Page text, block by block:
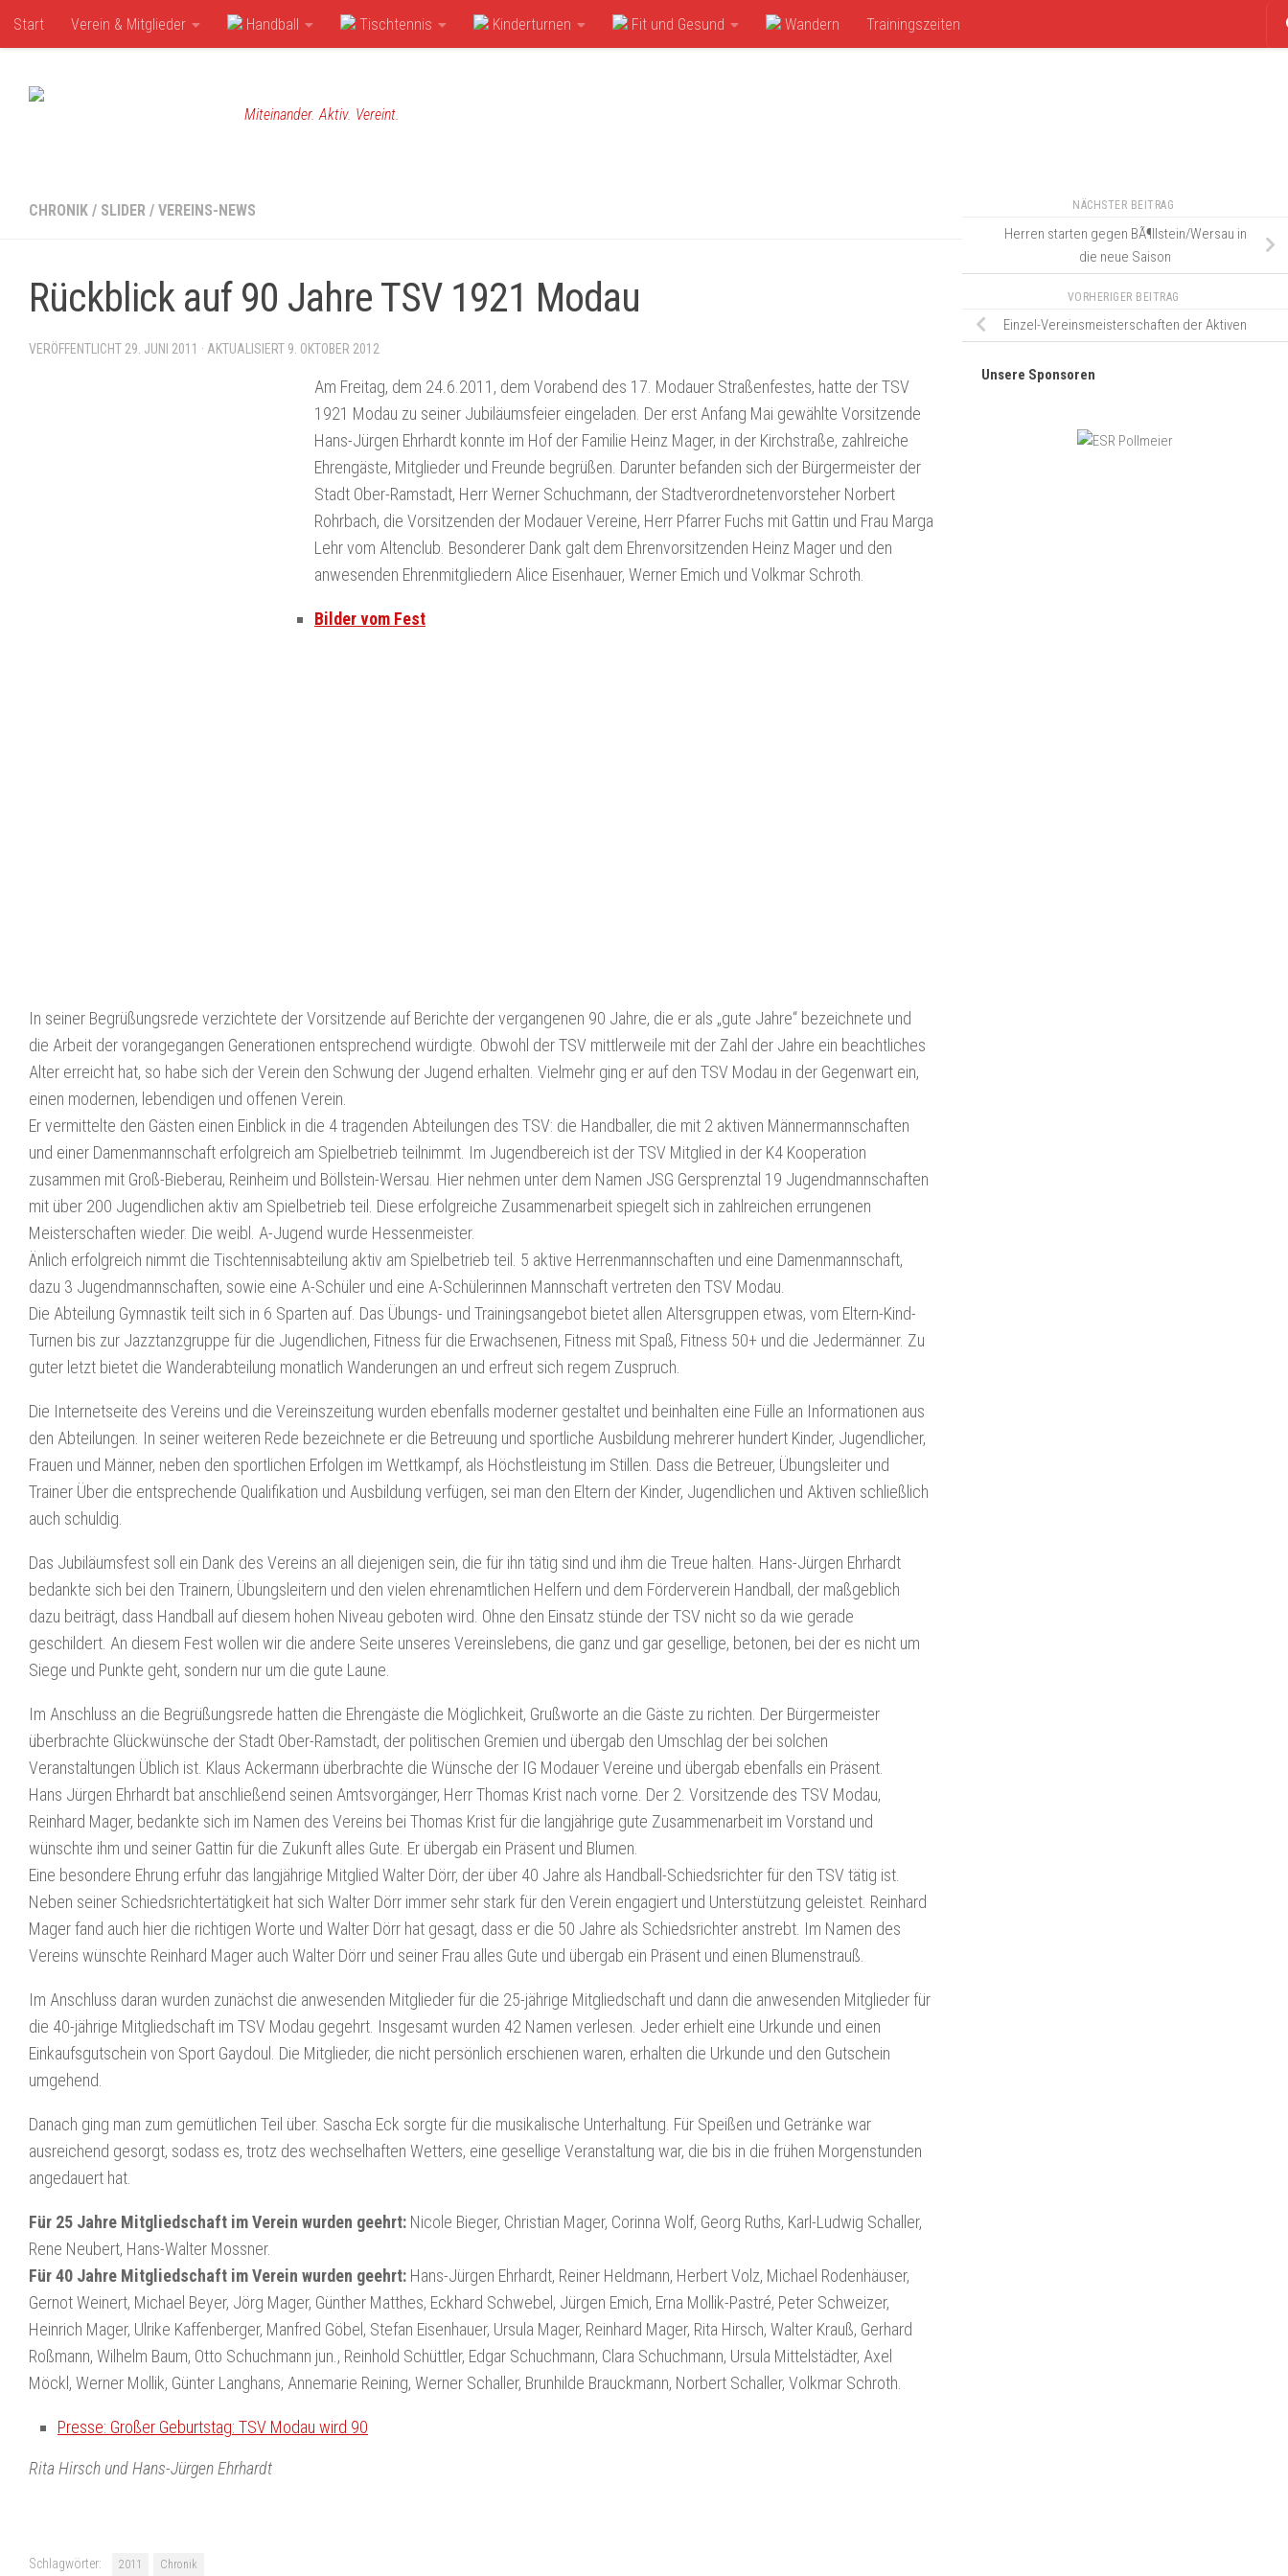
Zum Inhalt springen
Start Verein & Mitglieder Handball Tischtennis Kinderturnen Fit und Gesund Wandern Trainingszeiten
Miteinander. Aktiv. Vereint.
CHRONIK / SLIDER / VEREINS-NEWS
Rückblick auf 90 Jahre TSV 1921 Modau
VERÖFFENTLICHT 29. JUNI 2011 · AKTUALISIERT 9. OKTOBER 2012
Am Freitag, dem 24.6.2011, dem Vorabend des 17. Modauer Straßenfestes, hatte der TSV
1921 Modau zu seiner Jubiläumsfeier eingeladen. Der erst Anfang Mai gewählte Vorsitzende
Hans-Jürgen Ehrhardt konnte im Hof der Familie Heinz Mager, in der Kirchstraße, zahlreiche
Ehrengäste, Mitglieder und Freunde begrüßen. Darunter befanden sich der Bürgermeister der
Stadt Ober-Ramstadt, Herr Werner Schuchmann, der Stadtverordnetenvorsteher Norbert
Rohrbach, die Vorsitzenden der Modauer Vereine, Herr Pfarrer Fuchs mit Gattin und Frau Marga
Lehr vom Altenclub. Besonderer Dank galt dem Ehrenvorsitzenden Heinz Mager und den
anwesenden Ehrenmitgliedern Alice Eisenhauer, Werner Emich und Volkmar Schroth.
Bilder vom Fest
In seiner Begrüßungsrede verzichtete der Vorsitzende auf Berichte der vergangenen 90 Jahre, die er als „gute Jahre“ bezeichnete und
die Arbeit der vorangegangen Generationen entsprechend würdigte. Obwohl der TSV mittlerweile mit der Zahl der Jahre ein beachtliches
Alter erreicht hat, so habe sich der Verein den Schwung der Jugend erhalten. Vielmehr ging er auf den TSV Modau in der Gegenwart ein,
einen modernen, lebendigen und offenen Verein.
Er vermittelte den Gästen einen Einblick in die 4 tragenden Abteilungen des TSV: die Handballer, die mit 2 aktiven Männermannschaften
und einer Damenmannschaft erfolgreich am Spielbetrieb teilnimmt. Im Jugendbereich ist der TSV Mitglied in der K4 Kooperation
zusammen mit Groß-Bieberau, Reinheim und Böllstein-Wersau. Hier nehmen unter dem Namen JSG Gersprenztal 19 Jugendmannschaften
mit über 200 Jugendlichen aktiv am Spielbetrieb teil. Diese erfolgreiche Zusammenarbeit spiegelt sich in zahlreichen errungenen
Meisterschaften wieder. Die weibl. A-Jugend wurde Hessenmeister.
Änlich erfolgreich nimmt die Tischtennisabteilung aktiv am Spielbetrieb teil. 5 aktive Herrenmannschaften und eine Damenmannschaft,
dazu 3 Jugendmannschaften, sowie eine A-Schüler und eine A-Schülerinnen Mannschaft vertreten den TSV Modau.
Die Abteilung Gymnastik teilt sich in 6 Sparten auf. Das Übungs- und Trainingsangebot bietet allen Altersgruppen etwas, vom Eltern-Kind-
Turnen bis zur Jazztanzgruppe für die Jugendlichen, Fitness für die Erwachsenen, Fitness mit Spaß, Fitness 50+ und die Jedermänner. Zu
guter letzt bietet die Wanderabteilung monatlich Wanderungen an und erfreut sich regem Zuspruch.
Die Internetseite des Vereins und die Vereinszeitung wurden ebenfalls moderner gestaltet und beinhalten eine Fülle an Informationen aus
den Abteilungen. In seiner weiteren Rede bezeichnete er die Betreuung und sportliche Ausbildung mehrerer hundert Kinder, Jugendlicher,
Frauen und Männer, neben den sportlichen Erfolgen im Wettkampf, als Höchstleistung im Stillen. Dass die Betreuer, Übungsleiter und
Trainer Über die entsprechende Qualifikation und Ausbildung verfügen, sei man den Eltern der Kinder, Jugendlichen und Aktiven schließlich
auch schuldig.
Das Jubiläumsfest soll ein Dank des Vereins an all diejenigen sein, die für ihn tätig sind und ihm die Treue halten. Hans-Jürgen Ehrhardt
bedankte sich bei den Trainern, Übungsleitern und den vielen ehrenamtlichen Helfern und dem Förderverein Handball, der maßgeblich
dazu beiträgt, dass Handball auf diesem hohen Niveau geboten wird. Ohne den Einsatz stünde der TSV nicht so da wie gerade
geschildert. An diesem Fest wollen wir die andere Seite unseres Vereinslebens, die ganz und gar gesellige, betonen, bei der es nicht um
Siege und Punkte geht, sondern nur um die gute Laune.
Im Anschluss an die Begrüßungsrede hatten die Ehrengäste die Möglichkeit, Grußworte an die Gäste zu richten. Der Bürgermeister
überbrachte Glückwünsche der Stadt Ober-Ramstadt, der politischen Gremien und übergab den Umschlag der bei solchen
Veranstaltungen Üblich ist. Klaus Ackermann überbrachte die Wünsche der IG Modauer Vereine und übergab ebenfalls ein Präsent.
Hans Jürgen Ehrhardt bat anschließend seinen Amtsvorgänger, Herr Thomas Krist nach vorne. Der 2. Vorsitzende des TSV Modau,
Reinhard Mager, bedankte sich im Namen des Vereins bei Thomas Krist für die langjährige gute Zusammenarbeit im Vorstand und
wünschte ihm und seiner Gattin für die Zukunft alles Gute. Er übergab ein Präsent und Blumen.
Eine besondere Ehrung erfuhr das langjährige Mitglied Walter Dörr, der über 40 Jahre als Handball-Schiedsrichter für den TSV tätig ist.
Neben seiner Schiedsrichtertätigkeit hat sich Walter Dörr immer sehr stark für den Verein engagiert und Unterstützung geleistet. Reinhard
Mager fand auch hier die richtigen Worte und Walter Dörr hat gesagt, dass er die 50 Jahre als Schiedsrichter anstrebt. Im Namen des
Vereins wünschte Reinhard Mager auch Walter Dörr und seiner Frau alles Gute und übergab ein Präsent und einen Blumenstrauß.
Im Anschluss daran wurden zunächst die anwesenden Mitglieder für die 25-jährige Mitgliedschaft und dann die anwesenden Mitglieder für
die 40-jährige Mitgliedschaft im TSV Modau gegehrt. Insgesamt wurden 42 Namen verlesen. Jeder erhielt eine Urkunde und einen
Einkaufsgutschein von Sport Gaydoul. Die Mitglieder, die nicht persönlich erschienen waren, erhalten die Urkunde und den Gutschein
umgehend.
Danach ging man zum gemütlichen Teil über. Sascha Eck sorgte für die musikalische Unterhaltung. Für Speißen und Getränke war
ausreichend gesorgt, sodass es, trotz des wechselhaften Wetters, eine gesellige Veranstaltung war, die bis in die frühen Morgenstunden
angedauert hat.
Für 25 Jahre Mitgliedschaft im Verein wurden geehrt: Nicole Bieger, Christian Mager, Corinna Wolf, Georg Ruths, Karl-Ludwig Schaller,
Rene Neubert, Hans-Walter Mossner.
Für 40 Jahre Mitgliedschaft im Verein wurden geehrt: Hans-Jürgen Ehrhardt, Reiner Heldmann, Herbert Volz, Michael Rodenhäuser,
Gernot Weinert, Michael Beyer, Jörg Mager, Günther Matthes, Eckhard Schwebel, Jürgen Emich, Erna Mollik-Pastré, Peter Schweizer,
Heinrich Mager, Ulrike Kaffenberger, Manfred Göbel, Stefan Eisenhauer, Ursula Mager, Reinhard Mager, Rita Hirsch, Walter Krauß, Gerhard
Roßmann, Wilhelm Baum, Otto Schuchmann jun., Reinhold Schüttler, Edgar Schuchmann, Clara Schuchmann, Ursula Mittelstädter, Axel
Möckl, Werner Mollik, Günter Langhans, Annemarie Reining, Werner Schaller, Brunhilde Brauckmann, Norbert Schaller, Volkmar Schroth.
Presse: Großer Geburtstag: TSV Modau wird 90
Rita Hirsch und Hans-Jürgen Ehrhardt
Schlagwörter: 2011 Chronik
NÄCHSTER BEITRAG
Herren starten gegen BÃ¶llstein/Wersau in
die neue Saison
VORHERIGER BEITRAG
Einzel-Vereinsmeisterschaften der Aktiven
Unsere Sponsoren